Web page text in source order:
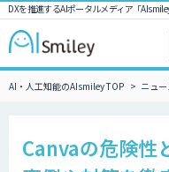
DXを推進するAIポータルメディア「
AI・人工知能のAIsmiley TOP ニュー
Canvaの危険性